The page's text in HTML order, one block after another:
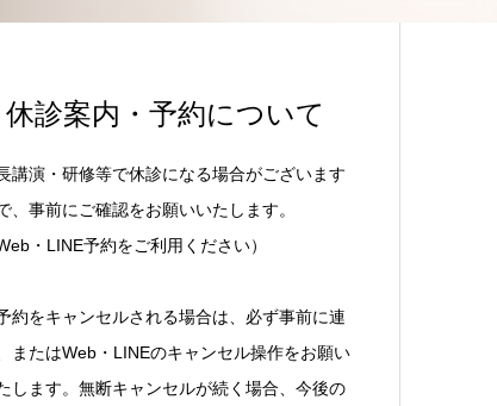
休診案内・予約について
講演・研修等で休診になる場合がございます
、事前にご確認をお願いいたします。
Web・LINE予約をご利用ください）
約をキャンセルされる場合は、必ず事前に連
またはWeb・LINEのキャンセル操作をお願い
します。無断キャンセルが続く場合、今後の